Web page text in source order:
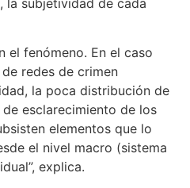
el fenómeno. En el caso
redes de crimen
la poca distribución de
esclarecimiento de los
elementos que lo
el nivel macro (sistema
explica.